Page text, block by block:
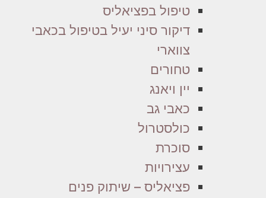
טיפול בפציאליס
דיקור סיני יעיל בטיפול בכאבי
צווארי
טחורים
יין ויאנג
כאבי גב
כולסטרול
סוכרת
עצירויות
פציאליס – שיתוק פנים